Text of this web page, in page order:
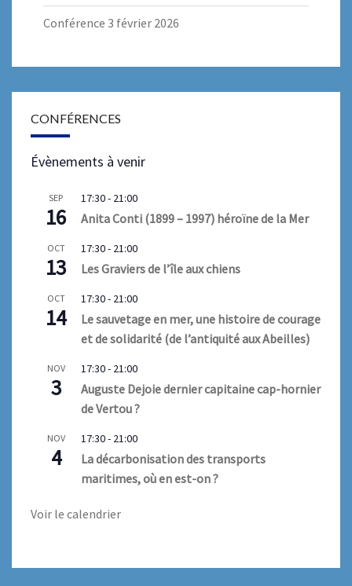
Conférence 3 février 2026
CONFÉRENCES
Évènements à venir
SEP
16
17:30- 21:00
Anita Conti (1899 – 1997) héroïne de la Mer
OCT
13
17:30- 21:00
Les Graviers de l’île aux chiens
OCT
14
17:30- 21:00
Le sauvetage en mer, une histoire de courage
et de solidarité (de l’antiquité aux Abeilles)
NOV
3
17:30- 21:00
Auguste Dejoie dernier capitaine cap-hornier
de Vertou ?
NOV
4
17:30- 21:00
La décarbonisation des transports
maritimes, où en est-on ?
Voir le calendrier